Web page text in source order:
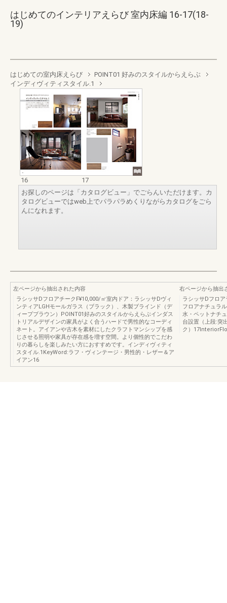
はじめてのインテリアえらび 室内床編 16-17(18-
19)
はじめての室内床えらび
POINT01 好みのスタイルからえらぶ
インディヴィティスタイル.1
16
17
お探しのページは「カタログビュー」でごらんいただけます。カ
タログビューではweb上でパラパラめくりながらカタログをごら
んになれます。
左ページから抽出された内容
ラシッサDフロアチークF¥10,000/㎡室内ドア：ラシッサDヴィ
ンティアLGHモールガラス（ブラック）、木製ブラインド（デ
ィープブラウン）POINT01好みのスタイルからえらぶインダス
トリアルデザインの家具がよく合うハードで男性的なコーディ
ネート。アイアンや古木を素材にしたクラフトマンシップを感
じさせる照明や家具が存在感を増す空間。より個性的でこだわ
りの暮らしを楽しみたい方におすすめです。インディヴィティ
スタイル.1KeyWord:ラフ・ヴィンテージ・男性的・レザー＆ア
イアン16
右ページから抽出
ラシッサDフロ
フロアナチュラ
水・ペットナチ
台設置（上段:突
ク）